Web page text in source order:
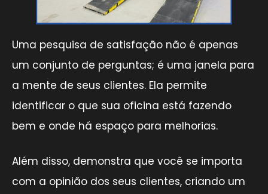
Uma pesquisa de satisfação não é apenas
um conjunto de perguntas; é uma janela para
a mente de seus clientes. Ela permite
identificar o que sua oficina está fazendo
bem e onde há espaço para melhorias.
Além disso, demonstra que você se importa
com a opinião dos seus clientes, criando um